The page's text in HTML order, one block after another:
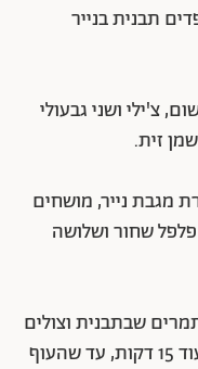
מעלות ומרפדים תבנית בנייר
צ'ילי ושני גבעולי
זית.
מגבת נייר, מושחים
שחור ושלושה
שבתבנית וצולים
30 דקות. הופכים לצד השני וצולים עוד 15 דקות, עד שהעוף